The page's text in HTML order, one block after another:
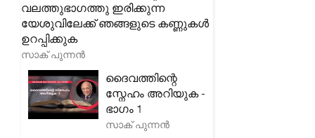
വലത്തുഭാഗത്തു ഇരിക്കുന്ന
യേശുവിലേക്ക് ഞങ്ങളുടെ കണ്ണുകൾ
ഉറപ്പിക്കുക
സാക് പുന്നൻ
ദൈവത്തിന്റെ
സ്നേഹം അറിയുക -
ഭാഗം 1
സാക് പുന്നൻ